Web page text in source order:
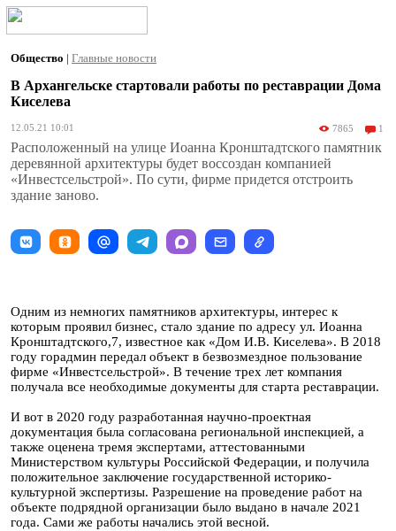
Общество | Главные новости
В Архангельске стартовали работы по реставрации Дома
Киселева
12.05.21 10:01 7865 1
Расположенный на улице Иоанна Кронштадтского памятник
деревянной архитектуры будет воссоздан компанией
«Инвестсельстрой». По сути, фирме придется отстроить
здание заново.
Одним из немногих памятников архитектуры, интерес к
которым проявил бизнес, стало здание по адресу ул. Иоанна
Кронштадтского,7, известное как «Дом И.В. Киселева». В 2018
году горадмин передал объект в безвозмездное пользование
фирме «Инвестсельстрой». В течение трех лет компания
получала все необходимые документы для старта реставрации.
И вот в 2020 году разработанная научно-проектная
документация была согласована региональной инспекцией, а
также оценена тремя экспертами, аттестованными
Министерством культуры Российской Федерации, и получила
положительное заключение государственной историко-
культурной экспертизы. Разрешение на проведение работ на
объекте подрядной организации было выдано в начале 2021
года. Сами же работы начались этой весной.